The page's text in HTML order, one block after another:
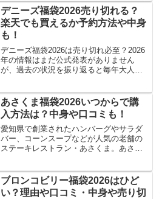
売り切れる可能性が高いサーティワン福
袋2026の中身やお得度...
デニーズ福袋2026売り切れる？
楽天でも買えるか予約方法や中身
も！
デニーズ福袋2026は売り切れ必至？2026
年の情報はまだ公式発表がありません
が、過去の状況を振り返ると毎年大人気
切れた例が多く、評判の高さがうかがえ
ました。この記事...
あさくま福袋2026いつからで購
入方法は？中身や口コミも！
愛知県で創業されたハンバーグやサラダ
バー、コーンスープなどが人気の老舗の
ステーキレストラン・あさくま。あさく
は、オリジナル商品、サラダバー付きお
食事券、クーポンチラシなど...
ブロンコビリー福袋2026はひど
い？理由や口コミ・中身や売り切